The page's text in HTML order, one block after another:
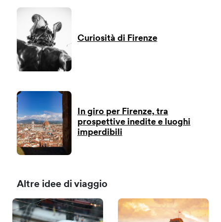
Curiosità di Firenze
In giro per Firenze, tra
prospettive inedite e luoghi
imperdibili
Altre idee di viaggio